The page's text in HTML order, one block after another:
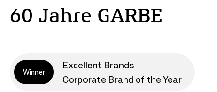
60 Jahre GARBE
Winner
Excellent Brands
Corporate Brand of the Year